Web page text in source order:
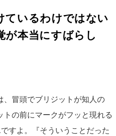
ているわけではない
が本当にすばらし
、冒頭でブリジットが知人の
の前にマークがフッと現れる
すよ。『そういうことだった